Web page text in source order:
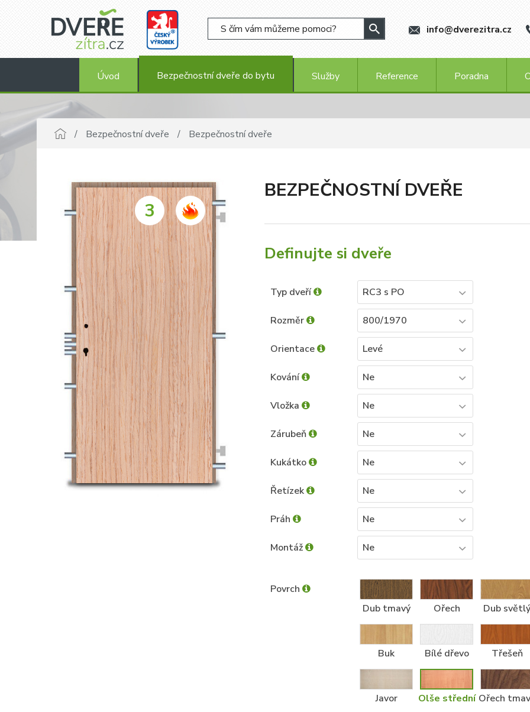
info@dverezitra.cz
Úvod Bezpečnostní dveře do bytu Služby Reference Poradna
Bezpečnostní dveře Bezpečnostní dveře
3
BEZPEČNOSTNÍ DVEŘE
Definujte si dveře
Typ dveří RC3 s PO
Rozměr 800/1970
Orientace Levé
Kování Ne
Vložka Ne
Zárubeň Ne
Kukátko Ne
Řetízek Ne
Práh Ne
Montáž Ne
Povrch
Dub tmavý
Ořech Dub světlý
Buk Bílé dřevo Třešeň
Javor Olše střední Ořech